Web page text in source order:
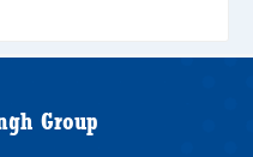
Group